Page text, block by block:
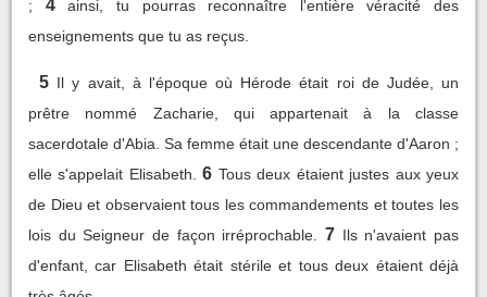
;
4
ainsi, tu pourras reconnaître l'entière véracité des
enseignements que tu as reçus.
5 Il y avait, à l'époque où Hérode était roi de Judée, un
prêtre nommé Zacharie, qui appartenait à la classe
sacerdotale d'Abia. Sa femme était une descendante d'Aaron ;
elle s'appelait Elisabeth.
6 Tous deux étaient justes aux yeux
de Dieu et observaient tous les commandements et toutes les
lois du Seigneur de façon irréprochable.
7 Ils n'avaient pas
d'enfant, car Elisabeth était stérile et tous deux étaient déjà